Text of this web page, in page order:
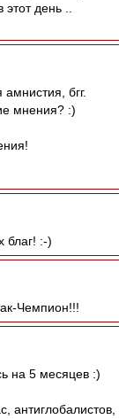
день ..
бгг.
мнения? :)
благ! :-)
Чемпион!!!
на 5 месяцев :)
антиглобалистов,